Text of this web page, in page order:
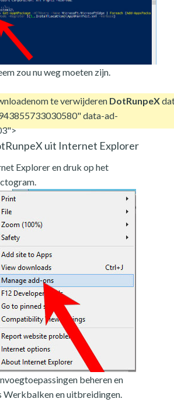
zou nu weg moeten zijn.
om te verwijderen DotRunpeX
data-ad-
uit Internet Explorer
Explorer en druk op het
beheren en
Werkbalken en uitbreidingen.